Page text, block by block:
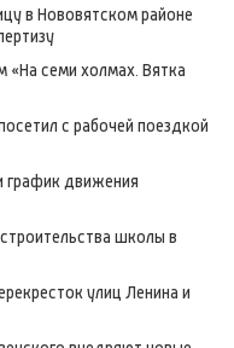
в Нововятском районе
семи холмах. Вятка
с рабочей поездкой
график движения
школы в
улиц Ленина и